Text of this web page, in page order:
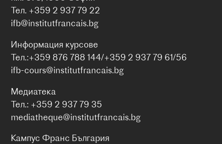
Тел. +359 2 937 79 22
ifb@institutfrancais.bg
Информация курсове
Тел.:+359 876 788 144/+359 2 937 79 61/56
ifb-cours@institutfrancais.bg
Медиатека
Тел.: +359 2 937 79 35
mediatheque@institutfrancais.bg
Кампус Франс България